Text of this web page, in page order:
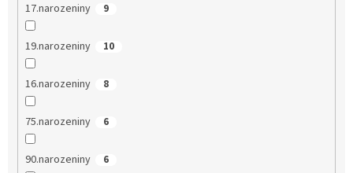
17.narozeniny 9
19.narozeniny 10
16.narozeniny 8
75.narozeniny 6
90.narozeniny 6